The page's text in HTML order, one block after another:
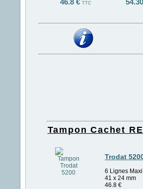
TTC
Tampon Cachet
Trodat
6 Lignes Maxi
41 x 24 mm
46.8 €